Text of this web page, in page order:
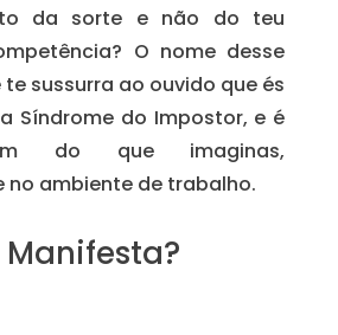
da sorte e não do teu
O nome desse
te sussurra ao ouvido que és
Síndrome do Impostor, e é
do que imaginas,
no ambiente de trabalho.